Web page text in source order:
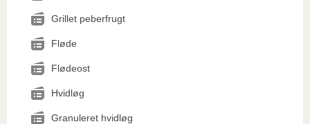
Grillet peberfrugt
Fløde
Flødeost
Hvidløg
Granuleret hvidløg